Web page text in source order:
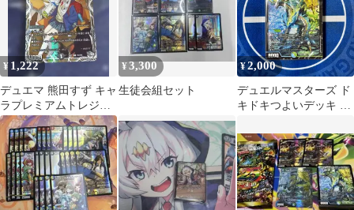
¥ 1,222
デュエマ 熊田すず キャ
ラプレミアムトレジャ
ー
¥3,300
生徒会組セット
¥2,000
デュエルマスターズ ド
キドキつよいデッキ 25
徒会大集合デッキ ガイ
アッシュ・カイザー ガ
イアッシュカイザー 新
品 未使用 未開封